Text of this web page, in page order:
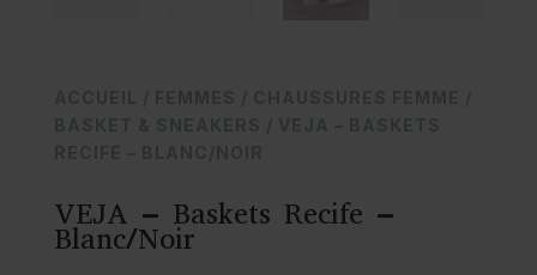
ACCUEIL / FEMMES / CHAUSSURES FEMME /
BASKET & SNEAKERS / VEJA – BASKETS
RECIFE – BLANC/NOIR
VEJA – Baskets Recife –
Blanc/Noir